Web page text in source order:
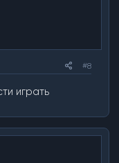
#8
играть